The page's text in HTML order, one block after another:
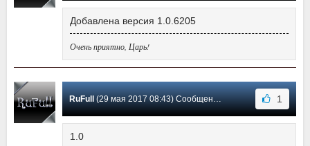
Добавлена версия 1.0.6205
Очень приятно, Царь!
RuFull (29 мая 2017 08:43) Сообщение #51 1
1.0